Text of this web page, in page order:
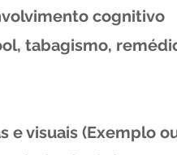
cognitivo
tabagismo,
e visuais (Exemplo